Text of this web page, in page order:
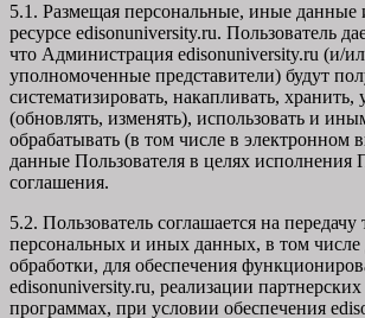
5.1. Размещая персональные, иные данные
ресурсе edisonuniversity.ru. Пользователь
что Администрация edisonuniversity.ru (и/
уполномоченные представители) будут
систематизировать, накапливать, хранить,
(обновлять, изменять), использовать и
обрабатывать (в том числе в электронном
данные Пользователя в целях исполнения
соглашения.
5.2. Пользователь соглашается на
персональных и иных данных, в том числе
обработки, для обеспечения
edisonuniversity.ru, реализации
программах, при условии обеспечения